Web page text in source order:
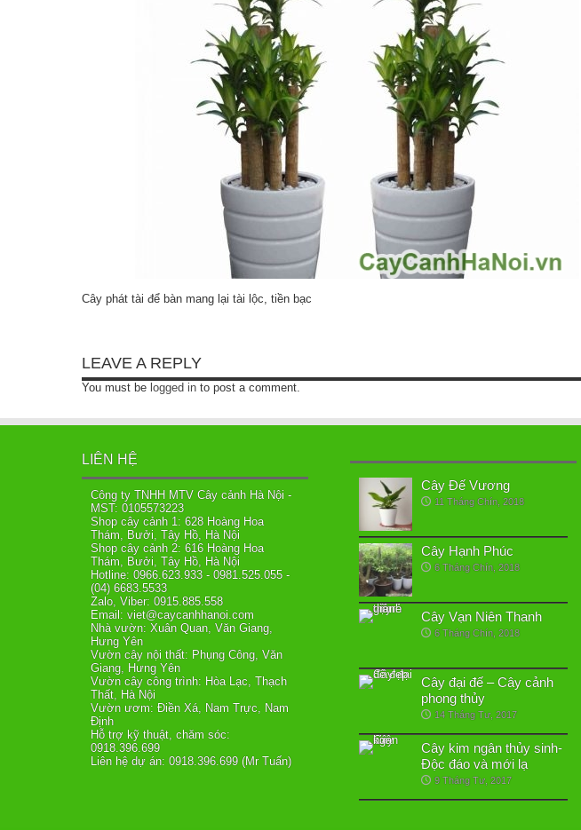
Cây phát tài để bàn mang lại tài lộc, tiền bạc
LEAVE A REPLY
You must be logged in to post a comment.
LIÊN HỆ
Công ty TNHH MTV Cây cảnh Hà Nội -
MST: 0105573223
Shop cây cảnh 1: 628 Hoàng Hoa
Thám, Bưởi, Tây Hồ, Hà Nội
Shop cây cảnh 2: 616 Hoàng Hoa
Thám, Bưởi, Tây Hồ, Hà Nội
Hotline: 0966.623.933 - 0981.525.055 -
(04) 6683.5533
Zalo, Viber: 0915.885.558
Email: viet@caycanhhanoi.com
Nhà vườn: Xuân Quan, Văn Giang,
Hưng Yên
Vườn cây nội thất: Phụng Công, Văn
Giang, Hưng Yên
Vườn cây công trình: Hòa Lạc, Thạch
Thất, Hà Nội
Vườn ươm: Điền Xá, Nam Trực, Nam
Định
Hỗ trợ kỹ thuật, chăm sóc:
0918.396.699
Liên hệ dự án: 0918.396.699 (Mr Tuấn)
Cây Đế Vương
11 Tháng Chín, 2018
Cây Hạnh Phúc
6 Tháng Chín, 2018
Cây Vạn Niên Thanh
6 Tháng Chín, 2018
Cây đại đế – Cây cảnh
phong thủy
14 Tháng Tư, 2017
Cây kim ngân thủy sinh-
Độc đáo và mới lạ
9 Tháng Tư, 2017